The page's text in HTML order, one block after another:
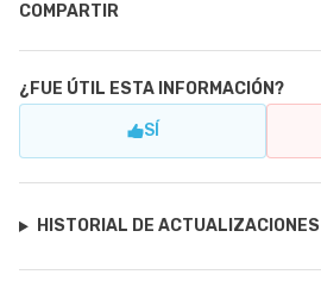
COMPARTIR
¿FUE ÚTIL ESTA INFORMACIÓN?
SÍ
HISTORIAL DE ACTUALIZACIONES